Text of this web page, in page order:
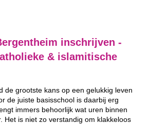
inschrijven -
& islamitische
de grootste kans op een gelukkig leven
de juiste basisschool is daarbij erg
immers behoorlijk wat uren binnen
Het is niet zo verstandig om klakkeloos